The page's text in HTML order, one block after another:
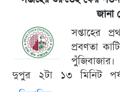
জানা
সপ্তাহের
প্রবণতা
দুপুর ২টা ১৩ মিনিট